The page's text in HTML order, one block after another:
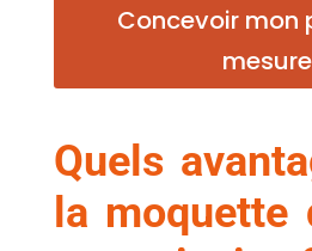
Concevoir mon
mesure
Quels
la moquette